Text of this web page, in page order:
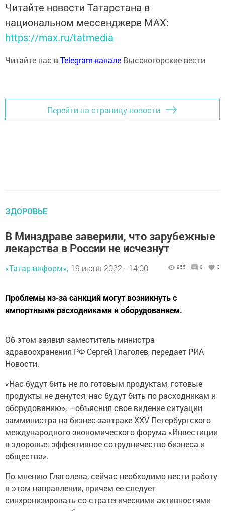
Читайте новости Татарстана в
национальном мессенджере MАХ:
https://max.ru/tatmedia
Читайте нас вTelegram-канале Высокогорские вести
Перейти на страницу новости
ЗДОРОВЬЕ
В Минздраве заверили, что зарубежные
лекарства в России не исчезнут
«Татар-информ», 19 июня 2022 - 14:00 955 0 0
Проблемы из-за санкций могут возникнуть с
импортными расходниками и оборудованием.
Об этом заявил заместитель министра
здравоохранения РФ Сергей Глаголев, передает РИА
Новости.
«Нас будут бить не по готовым продуктам, готовые
продукты не денутся, нас будут бить по расходникам и
оборудованию», —объяснил свое видение ситуации
замминистра на бизнес-завтраке XXV Петербургского
международного экономического форума «Инвестиции
в здоровье: эффективное сотрудничество бизнеса и
общества».
По мнению Глаголева, сейчас необходимо вести работу
в этом направлении, причем ее следует
синхронизировать со стратегическими активностями